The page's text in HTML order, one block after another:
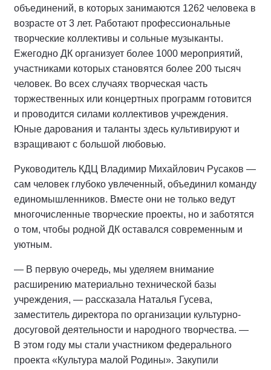
объединений, в которых занимаются 1262 человека в
возрасте от 3 лет. Работают профессиональные
творческие коллективы и сольные музыканты.
Ежегодно ДК организует более 1000 мероприятий,
участниками которых становятся более 200 тысяч
человек. Во всех случаях творческая часть
торжественных или концертных программ готовится
и проводится силами коллективов учреждения.
Юные дарования и таланты здесь культивируют и
взращивают с большой любовью.
Руководитель КДЦ Владимир Михайлович Русаков —
сам человек глубоко увлеченный, объединил команду
единомышленников. Вместе они не только ведут
многочисленные творческие проекты, но и заботятся
о том, чтобы родной ДК оставался современным и
уютным.
— В первую очередь, мы уделяем внимание
расширению материально технической базы
учреждения, — рассказала Наталья Гусева,
заместитель директора по организации культурно-
досуговой деятельности и народного творчества. —
В этом году мы стали участником федерального
проекта «Культура малой Родины». Закупили